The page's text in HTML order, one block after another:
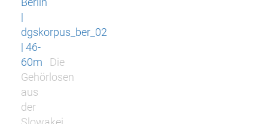
|
dgskorpus_ber_02
| 46-
60m
Die
Gehörlosen
aus
der